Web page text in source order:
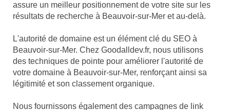
assure un meilleur positionnement de votre site sur les
résultats de recherche à Beauvoir-sur-Mer et au-delà.
L'autorité de domaine est un élément clé du SEO à
Beauvoir-sur-Mer. Chez Goodalldev.fr, nous utilisons
des techniques de pointe pour améliorer l'autorité de
votre domaine à Beauvoir-sur-Mer, renforçant ainsi sa
légitimité et son classement organique.
Nous fournissons également des campagnes de link